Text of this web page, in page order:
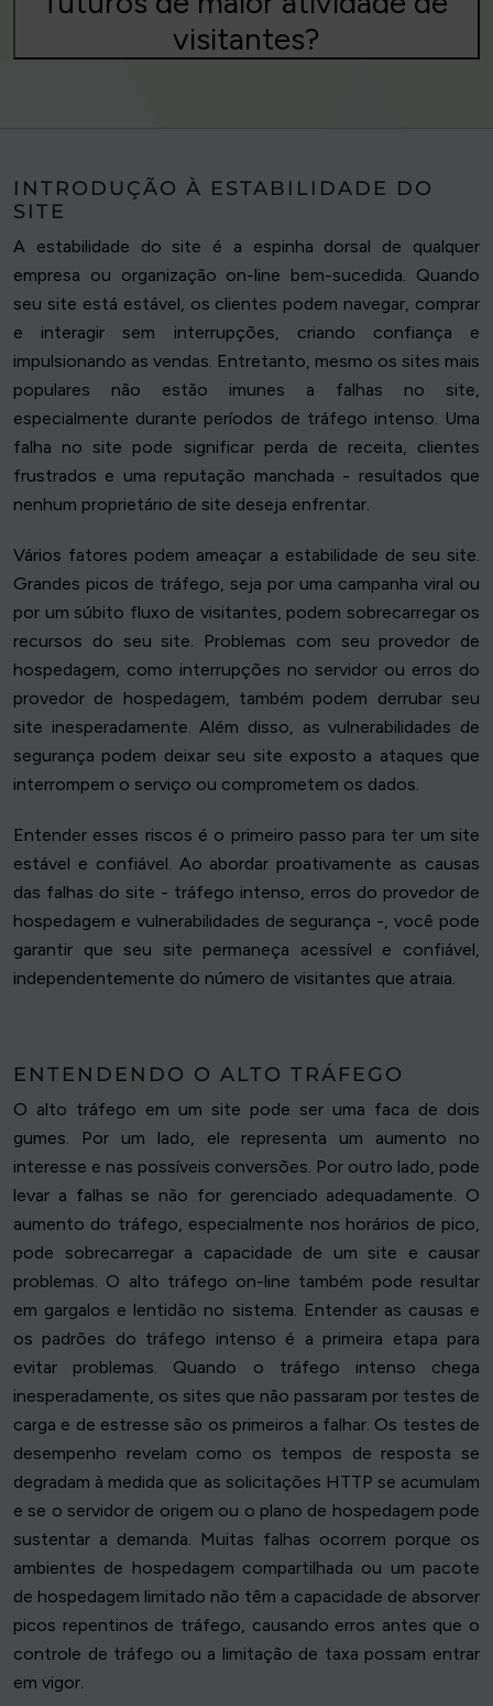
visitantes?
INTRODUÇÃO À ESTABILIDADE DO
SITE
A estabilidade do site é a espinha dorsal de qualquer
empresa ou organização on-line bem-sucedida. Quando
seu site está estável, os clientes podem navegar, comprar
e interagir sem interrupções, criando confiança e
impulsionando as vendas. Entretanto, mesmo os sites mais
populares não estão imunes a falhas no site,
especialmente durante períodos de tráfego intenso. Uma
falha no site pode significar perda de receita, clientes
frustrados e uma reputação manchada - resultados que
nenhum proprietário de site deseja enfrentar.
Vários fatores podem ameaçar a estabilidade de seu site.
Grandes picos de tráfego, seja por uma campanha viral ou
por um súbito fluxo de visitantes, podem sobrecarregar os
recursos do seu site. Problemas com seu provedor de
hospedagem, como interrupções no servidor ou erros do
provedor de hospedagem, também podem derrubar seu
site inesperadamente. Além disso, as vulnerabilidades de
segurança podem deixar seu site exposto a ataques que
interrompem o serviço ou comprometem os dados.
Entender esses riscos é o primeiro passo para ter um site
estável e confiável. Ao abordar proativamente as causas
das falhas do site - tráfego intenso, erros do provedor de
hospedagem e vulnerabilidades de segurança -, você pode
garantir que seu site permaneça acessível e confiável,
independentemente do número de visitantes que atraia.
ENTENDENDO O ALTO TRÁFEGO
O alto tráfego em um site pode ser uma faca de dois
gumes. Por um lado, ele representa um aumento no
interesse e nas possíveis conversões. Por outro lado, pode
levar a falhas se não for gerenciado adequadamente. O
aumento do tráfego, especialmente nos horários de pico,
pode sobrecarregar a capacidade de um site e causar
problemas. O alto tráfego on-line também pode resultar
em gargalos e lentidão no sistema. Entender as causas e
os padrões do tráfego intenso é a primeira etapa para
evitar problemas. Quando o tráfego intenso chega
inesperadamente, os sites que não passaram por testes de
carga e de estresse são os primeiros a falhar. Os testes de
desempenho revelam como os tempos de resposta se
degradam à medida que as solicitações HTTP se acumulam
e se o servidor de origem ou o plano de hospedagem pode
sustentar a demanda. Muitas falhas ocorrem porque os
ambientes de hospedagem compartilhada ou um pacote
de hospedagem limitado não têm a capacidade de absorver
picos repentinos de tráfego, causando erros antes que o
controle de tráfego ou a limitação de taxa possam entrar
em vigor.